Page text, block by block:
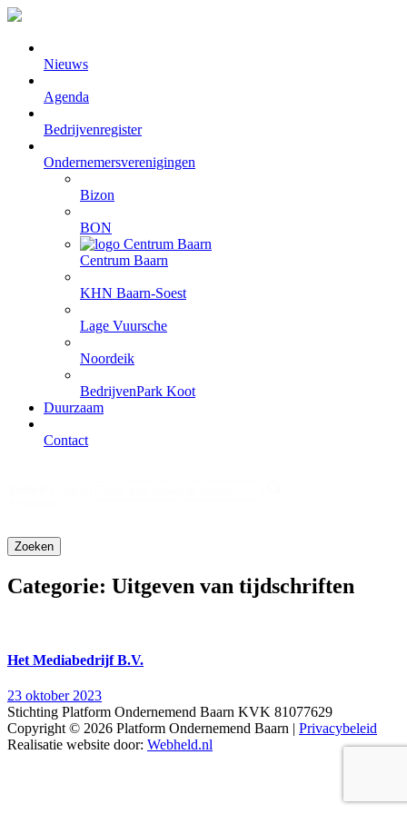
Nieuws
Agenda
Bedrijvenregister
Ondernemersverenigingen
Bizon
BON
Centrum Baarn
KHN Baarn-Soest
Lage Vuursche
Noordeik
BedrijvenPark Koot
Duurzaam
Contact
Categorie: Uitgeven van tijdschriften
Het Mediabedrijf B.V.
23 oktober 2023
Stichting Platform Ondernemend Baarn KVK 81077629
Copyright © 2026 Platform Ondernemend Baarn | Privacybeleid
Realisatie website door: Webheld.nl